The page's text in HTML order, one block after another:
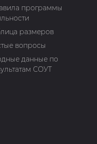
программы
размеров
вопросы
данные по
СОУТ